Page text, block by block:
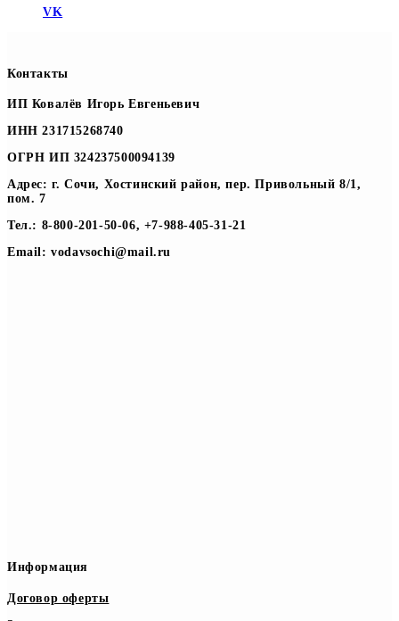
VK
Контакты
ИП Ковалёв Игорь Евгеньевич
ИНН 231715268740
ОГРН ИП 324237500094139
Адрес: г. Сочи, Хостинский район, пер. Привольный 8/1,
пом. 7
Тел.: 8-800-201-50-06, +7-988-405-31-21
Email: vodavsochi@mail.ru
Информация
Договор оферты